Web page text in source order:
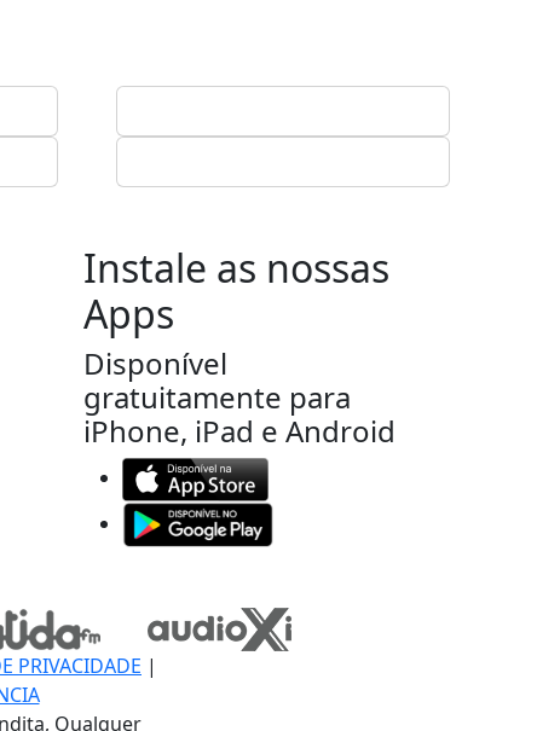
Instale as nossas
Apps
Disponível
gratuitamente para
iPhone, iPad e Android
PRIVACIDADE |
Qualquer